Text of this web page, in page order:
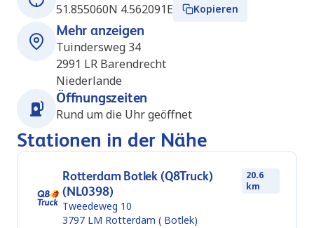
51.855060N 4.562091E
Kopieren
Mehr anzeigen
Tuindersweg 34
2991 LR Barendrecht
Niederlande
Öffnungszeiten
Rund um die Uhr geöffnet
Stationen in der Nähe
Rotterdam Botlek (Q8Truck)
(NL0398)
20.6
km
Tweedeweg 10
3797 LM Rotterdam ( Botlek)